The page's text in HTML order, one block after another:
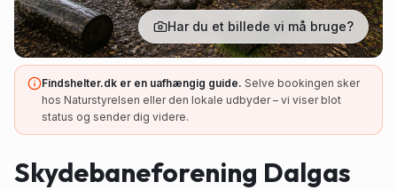
Har du et billede vi må bruge?
Findshelter.dk er en uafhængig guide. Selve bookingen sker
hos Naturstyrelsen eller den lokale udbyder – vi viser blot
status og sender dig videre.
Skydebaneforening Dalgas